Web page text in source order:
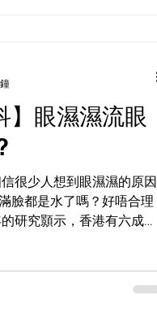
】眼濕濕流眼
很少人想到眼濕濕的原因
臉都是水了嗎？好唔合理
研究顥示，香港有六成受